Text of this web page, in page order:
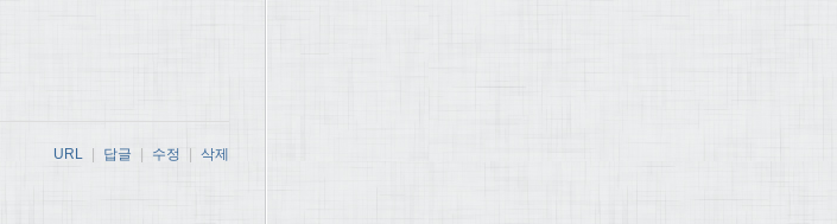
URL 답글 수정 삭제